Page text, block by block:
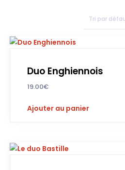
Duo Enghiennois
19.00€
Ajouter au panier